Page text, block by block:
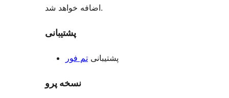
اضافه خواهد شد.
پشتیبانی
پشتیبانی تم فور
نسخه پرو